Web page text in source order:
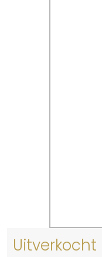
Uitverkocht